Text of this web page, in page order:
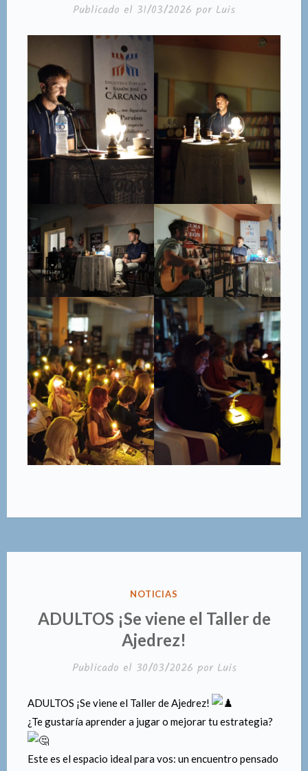
Publicado el 31/03/2026 por Luis
PUBLICADO
NOTICIAS